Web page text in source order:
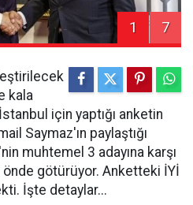
1 7
kala
için yaptığı anketin
Saymaz'ın paylaştığı
muhtemel 3 adayına karşı
götürüyor. Anketteki İYİ
İşte detaylar...